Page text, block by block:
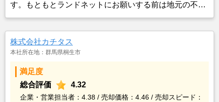
す。もともとランドネットにお願いする前は地元の不動
動産屋では取り扱ってもらえませんでした。そこでそれ
までに取引があり、全国対応しているランドネットにお
株式会社カチタス
本社所在地：群馬県桐生市
満足度
総合評価
4.32
企業・営業担当者：4.38 / 売却価格：4.46 / 売却スピード：